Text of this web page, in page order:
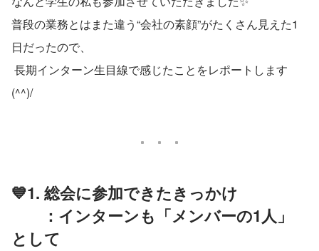
普段の業務とはまた違う“会社の素顔”がたくさん見えた1
日だったので、
(^^)/
💙1. 総会に参加できたきっかけ
：インターンも「メンバーの1人」
として